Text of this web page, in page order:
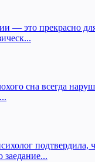
— это прекрасно
сна всегда
подтвердила,